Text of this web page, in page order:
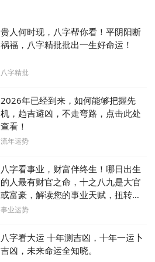
贵人何时现，八字帮你看！平阴阳断
祸福，八字精批批出一生好命运！
八字精批
2026年已经到来，如何能够把握先
机，趋吉避凶，不走弯路，点击此处
查看！
流年运势
八字看事业，财富伴终生！哪日出生
的人最有财官之命，十之八九是大官
或富豪，解读您的事业天赋，扭转当
下不利困局！！
事业运势
八字看大运 十年测吉凶，十年一运卜
吉凶，未来命运全知晓。